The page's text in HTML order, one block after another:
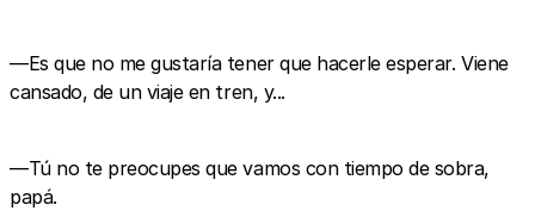
—Es que no me gustaría tener que hacerle esperar. Viene
cansado, de un viaje en tren, y...
—Tú no te preocupes que vamos con tiempo de sobra,
papá.